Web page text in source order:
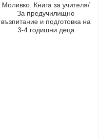
Моливко. Книга за учителя/
За предучилищно
възпитание и подготовка на
3-4 годишни деца